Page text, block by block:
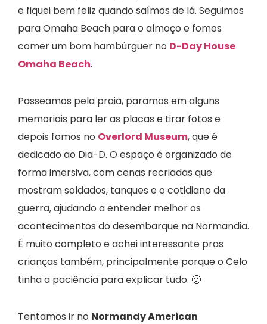
e fiquei bem feliz quando saímos de lá. Seguimos
para Omaha Beach para o almoço e fomos
comer um bom hambúrguer no D-Day House
Omaha Beach.
Passeamos pela praia, paramos em alguns
memoriais para ler as placas e tirar fotos e
depois fomos no Overlord Museum, que é
dedicado ao Dia-D. O espaço é organizado de
forma imersiva, com cenas recriadas que
mostram soldados, tanques e o cotidiano da
guerra, ajudando a entender melhor os
acontecimentos do desembarque na Normandia.
É muito completo e achei interessante pras
crianças também, principalmente porque o Celo
tinha a paciência para explicar tudo. 🙂
Tentamos ir no Normandy American